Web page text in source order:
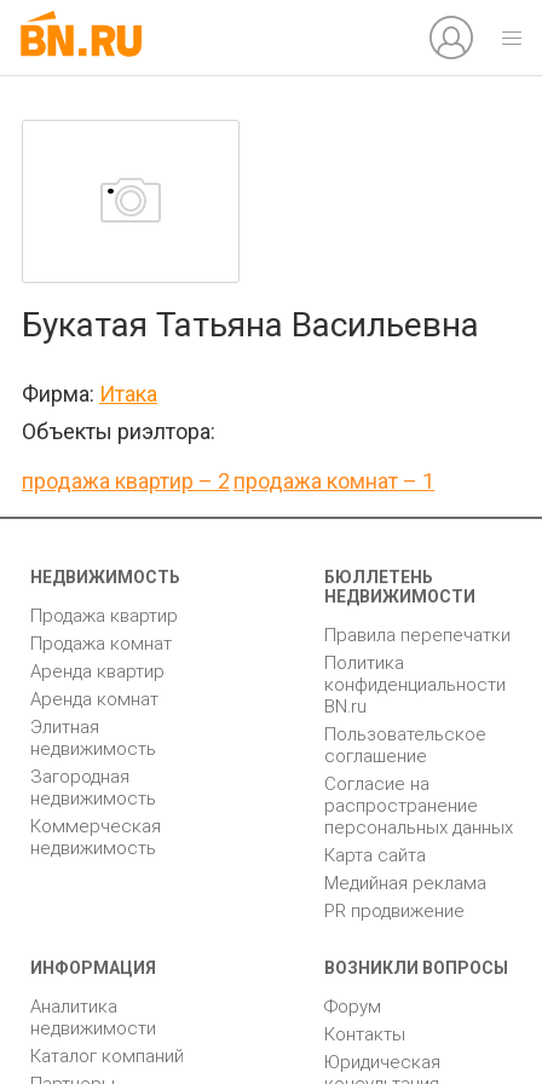
Букатая Татьяна Васильевна
Фирма: Итака
Объекты риэлтора:
продажа квартир – 2 продажа комнат – 1
НЕДВИЖИМОСТЬ
Продажа квартир
Продажа комнат
Аренда квартир
Аренда комнат
Элитная
недвижимость
Загородная
недвижимость
Коммерческая
недвижимость
БЮЛЛЕТЕНЬ
НЕДВИЖИМОСТИ
Правила перепечатки
Политика
конфиденциальности
BN.ru
Пользовательское
соглашение
Согласие на
распространение
персональных данных
Карта сайта
Медийная реклама
PR продвижение
ИНФОРМАЦИЯ
Аналитика
недвижимости
Каталог компаний
ВОЗНИКЛИ ВОПРОСЫ
Форум
Контакты
Юридическая